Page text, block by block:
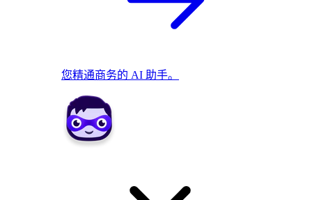
您精通商务的 AI 助手。